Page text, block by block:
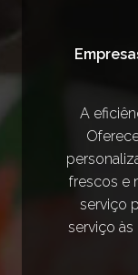
A
frescos e
serviço
serviço às